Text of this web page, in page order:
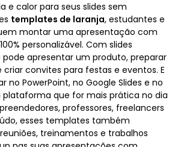
e calor para seus slides sem
templates de laranja, estudantes e
montar uma apresentação com
personalizável. Com slides
pode apresentar um produto, preparar
convites para festas e eventos. E
no PowerPoint, no Google Slides e no
plataforma que for mais prática no dia
professores, freelancers
esses templates também
treinamentos e trabalhos